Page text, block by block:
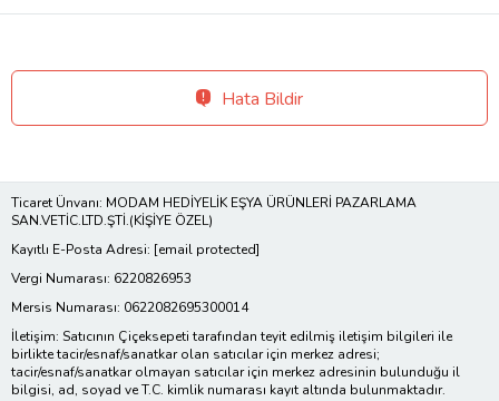
Hata Bildir
Ticaret Ünvanı: MODAM HEDİYELİK EŞYA ÜRÜNLERİ PAZARLAMA
SAN.VETİC.LTD.ŞTİ.(KİŞİYE ÖZEL)
Kayıtlı E-Posta Adresi: [email protected]
Vergi Numarası: 6220826953
Mersis Numarası: 0622082695300014
İletişim: Satıcının Çiçeksepeti tarafından teyit edilmiş iletişim bilgileri ile
birlikte tacir/esnaf/sanatkar olan satıcılar için merkez adresi;
tacir/esnaf/sanatkar olmayan satıcılar için merkez adresinin bulunduğu il
bilgisi, ad, soyad ve T.C. kimlik numarası kayıt altında bulunmaktadır.